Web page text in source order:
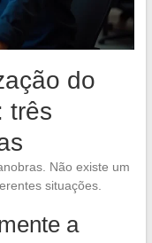
do
três
Não existe um
situações.
a